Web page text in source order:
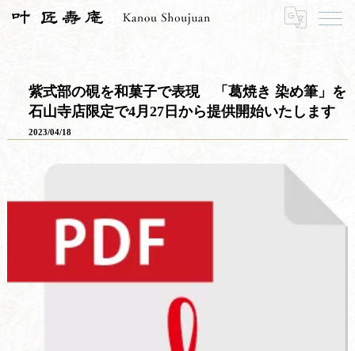
お知らせ 紫式部の硯を和菓子で表現 「葛焼き 染め筆」を石山寺店限定で4月27日から提供開始いたします
紫式部の硯を和菓子で表現 「葛焼き 染め筆」を
石山寺店限定で4月27日から提供開始いたします
2023/04/18